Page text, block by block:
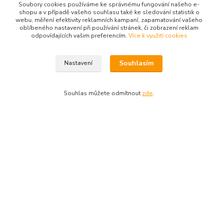
Plzeň, 312 00
kancelář
+420 603 332 100
Soubory cookies používáme ke správnému fungování našeho e-
shopu a v případě vašeho souhlasu také ke sledování statistik o
webu, měření efektivity reklamních kampaní, zapamatování vašeho
oblíbeného nastavení při používání stránek, či zobrazení reklam
odpovídajících vašim preferencím. Více k využití cookies
Nastavení Souhlasím
Souhlas můžete odmítnout zde.